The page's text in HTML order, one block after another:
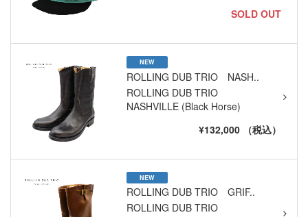
SOLD OUT
NEW
ROLLING DUB TRIO NASH..
ROLLING DUB TRIO
NASHVILLE (Black Horse)
¥132,000 （税込）
NEW
ROLLING DUB TRIO GRIF..
ROLLING DUB TRIO